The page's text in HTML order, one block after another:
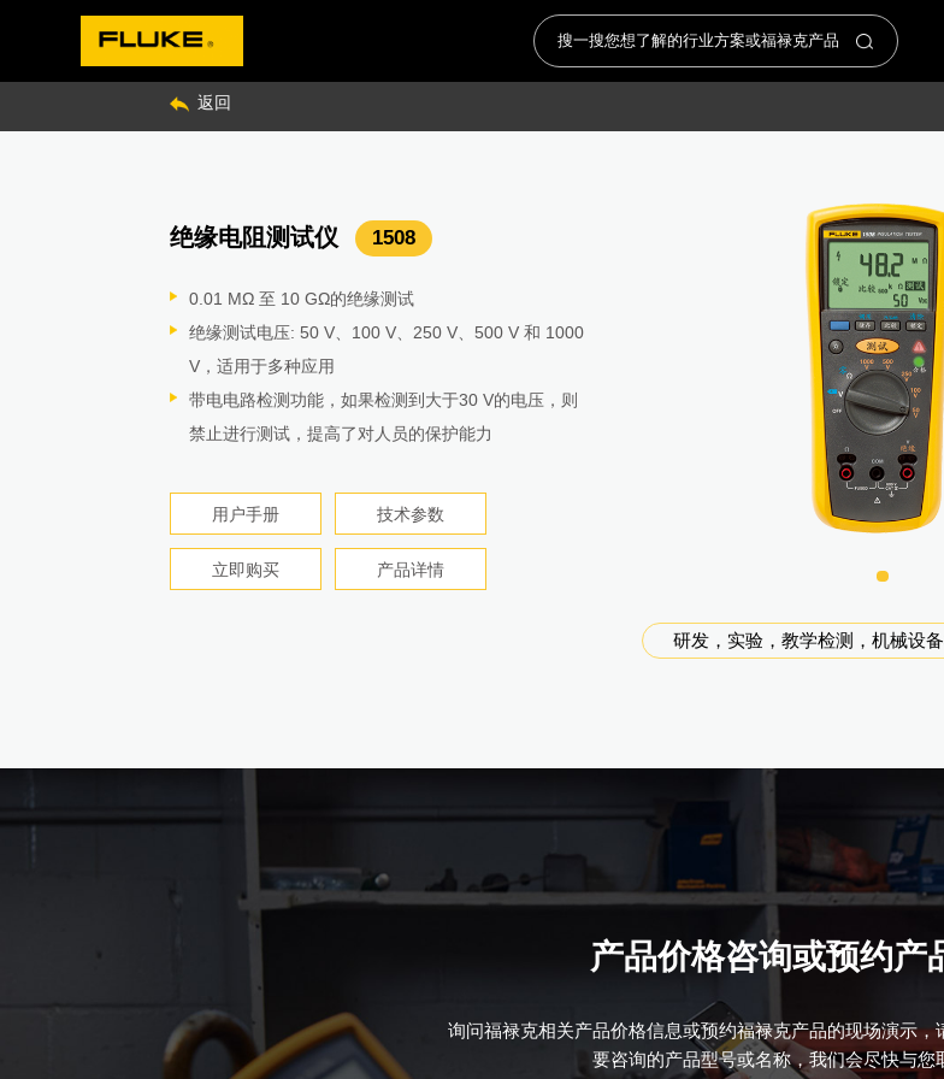
返回
绝缘电阻测试仪 1508
0.01 MΩ 至 10 GΩ的绝缘测试
绝缘测试电压: 50 V、100 V、250 V、500 V 和 1000
V，适用于多种应用
带电电路检测功能，如果检测到大于30 V的电压，则
禁止进行测试，提高了对人员的保护能力
用户手册 技术参数
立即购买 产品详情
研发，实验，教学检测，机械设
高精度测温仪 Endurance 系列
最高能测试3500度高温温度
精度高，长期使用稳定性好
技术参数 产品详情
研发检测
八位半台式数字多用表
电压测试提供八位半以上数表，并有超限报警
容量测试自带时间戳功能，可记录充放电时间
提供趋势分析功能
产品详情
电气设备研发测试和校准
电能质量分析仪 Fluke 1777
内置报表功能，一键出具GB报告
可远程通讯、操作，分析功能强大：瞬态电压采样率
高达20MS/s，峰值±8kV；
带宽DC~30kHz超谐波测量：增加2-9kHz高频谐波，
9-30kHz超谐波
技术参数 用户手册
电气分析仪器
在线式声学成像仪 SV600
高灵敏度使泄漏无处遁形
开放式API易于与现有系统集成
7x24连续监测避免人工巡检造成的遗漏
技术参数 产品手册
产品详情
研发检测
多功能多产品校
5522A/5502A/5080A
高性价比的电学仪器校准方案，可校准万用表、钳形
表、电能质量分析仪等，应用于光伏和风电行业。
产品详情
电气设备研发测试校准
高精度多路测温仪 1586A
配合福禄克标准温度计用于温度探头和传感器的高精
度校准，也可做温度分布测试，应用于光伏和风电行
业。
产品详情
数据采集和温度测试校准
手持示波器 Fluke 190-504-III
即触即测，无需繁琐设置，自动捕获、查看和分析
兼具便携、坚固耐用和台式示波器的精密性
软件加持，可远程控制，用软件查看分析数据
四路独立的浮动隔离输入，高达 1000 V
产品详情
电气分析仪器
高精度功率分析仪 NORMA 5000
用户可选的平均时间 — 15 ms～3600 s，适合于动态
测量
FFT 分析、矢量图、记录仪功能，以及数字示波器
（DSO）模式
341 kHz 或 1 MHz 采样率，可进行详尽的信号分析
技术参数 用户手册
产品详情
电气分析仪器
铜缆认证分析仪 DSX2-8000 CH
支持最高Cat 8类网线测试
以图形方式显示故障源
支持所有标准
使用 LinkWare™ 管理软件创建专业的测试报告
铜缆网络维护，教学
光纤认证测试仪 CertiFiber® Pro
光纤损耗测试套件的认证时间极短
符合 ANSI/TIA 和 ISO/IEC 环型通量的合规性要求
确保所有的作业正确、高效地完成光纤损耗测试套件
的认证时间极短
符合 ANSI/TIA 和 ISO/IEC 环型通量的合规性要求
产品手册 产品详情
光纤网络维护，教学
认证级光纤测试
OptiFiber® Pro
自动设置可检测光纤特性并设置测量参数
手动专家模式支持对自动设置进行简单调整
可自动识别连接器、熔接头、折弯和分光器等事件
光纤网络维护，教学
微安级漏电流钳表 369 FC/CN
真有效值测量可保证复杂、非正弦波形测量的准确度
61 mm 钳夹开口
最高分辨率为 1 μA，最小量程低至3mA（最大测量电
流为 60 A）
立即购买 产品详情
研发，实验，教学检测，机械设
小电流钳形表 342
最高1mA分辨率
小钳头设计，适合测量密集的排线
机身小巧轻便，容易携带
用户手册 技术参数
立即购买 产品详情
研发，实验，教学检测，机械设
钳形表 319
独特的40A小量程、高准确度电流测试，0.01A高分辨
率,1.6%高精度测量
钳头纤薄，体型轻便，更加易于在狭窄空间内使用
可以测量诸如电机和照明等设备的启动电流
立即购买 产品详情
研发，实验，教学检测，机械设
绝缘电阻测试仪 1535
最高2500V测试电压，500GΩ测试量程
自动极化指数（PI）/介电吸收比（DAR）
自动放电，保证安全
全中文操作界面，专为中国用户设计
立即购买 产品详情
研发，实验，教学检测，机械设
精密多路测温电桥 1594A/1595A
年绝对电阻准确度：4ppm (1mK)
测量速度达1秒/次
比率准确度达0.06ppm
内置恒温参考电阻
产品详情
温度校准和测量
高精度多功能校准器
性能稳定，直流电压不确定度可达3.5ppm
大电流输出可扩展至120A
原器校准仅需约一个小时
校准边界保障技术
电气设备研发测试和校准
传统和小型金属固定点
传统型固定点主要用于复现国际温标，分度标准铂电
阻温度计、标准热电偶等高准确度温度计
小型固定点装置使用方便、性价比高，可以胜任检定
各种温度传感器，包括二等铂电阻温度计、工业热电
阻/热电偶等
产品详情
温度基标准实验室校准和研发测试
示波器校准器 9500B
有源信号头保证信号实现示波器全功能自动校准
可按需将校准方案从600 MHz升级至6 GHz
6.0 GHz 的稳幅正弦波
25 ps 的快沿脉冲
示波器校准
系列精密分流器 A40B
包含14个低电感同轴分流器
适用于0.1mA至100A的大范围电流精密测量
适用于直流电流到100kHz的交流电流测量
1kHz时的相移小于0.003º
电气设备研发测试和校准
系列活塞式压力计 PG7000
直流电压量程1500V，专为光伏、风电设计
集成功率测量功能，事半功倍
CAT III 1500V安全等级，支持数据
技术参数 产品详情
压力设备计量校准和研发测试
测温仪 54-II B
实验室级高精准度（±[0.05% + 0.3°C]）
宽测温量程（-200 °C 至 1372 °C）
可兼容J、K、E、T、N、R、S七种类型热电偶
技术参数 用户手册
立即购买 产品详情
研发，实验，教学检测，机械设
环境测试温湿度 971
温度范围：-20 °C 至 60 °C（-4°F 至 140 °F）
相对温度：5 % 至 95 %
测量露点和湿球温度
99 个记录存储容量
立即购买 产品详情
研发，实验，教学检测，机械设
热敏风速仪 923
传感器和表体无线分体式设计，最远可以距离传感器
30m，不再受电缆线的羁绊与束缚
风速测量量程:0.2m/s-20m/s，分辨率0.01m/s
可测量风速、风量、温度，支持大气压的设定
立即购买 产品详情
研发，实验，教学检测，机械设
照度计 941
测量单位可在勒克斯（LUX）和尺烛光（FC）间切换
机身小巧，便于携带
可选的自动或手动量程
技术参数 用户手册
立即购买 产品详情
研发，实验，教学检测，机械设
转速计 931
接触式和非接触式测量模式轻松切换
不同的测速头和转速适应不同的测量场合
机身小巧，易于手持
技术参数 用户手册
立即购买 产品详情
研发，实验，教学检测，机械设
万用表 289
趋势记录，报告输出
20000字读数
0.025%高精度
小信号测试
产品详情
研发，实验，教学检测，机械设
绝缘手动工具8件套 IKST7
3 把一字头螺丝刀，2 把十字头螺丝刀，尖嘴钳，斜嘴
钳，钢丝钳卷式工具袋
均由铬钼钒 (CMV) 钢制成
德国制造，德国VDE认证
产品详情
研发，实验，教学检测，机械设
产品价格咨询或预约产
询问福禄克相关产品价格信息或预约福禄克产品的现场演示
要咨询的产品型号或名称，我们会尽快与您